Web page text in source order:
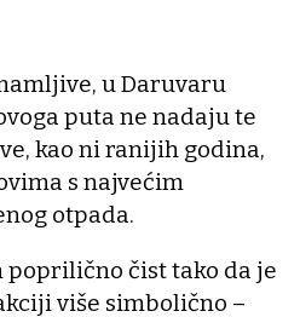
u Daruvaru
puta ne nadaju te
kao ni ranijih godina,
s najvećim
otpada.
poprilično čist tako da je
više simbolično –